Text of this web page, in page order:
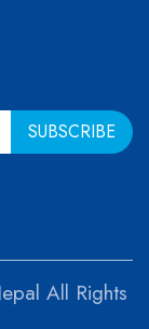
All Rights